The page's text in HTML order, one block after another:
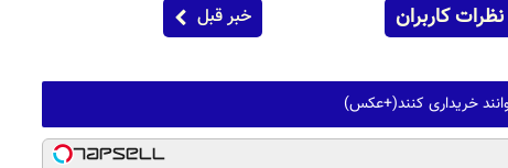
نظرات کاربران خبر قبل
خریداری کنند(+عکس)